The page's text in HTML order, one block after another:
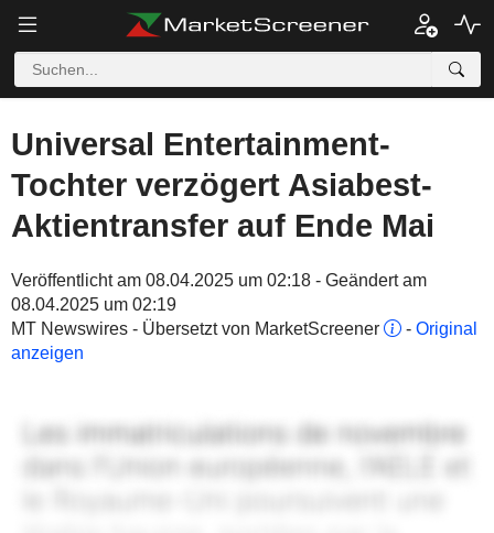
Universal Entertainment-
Tochter verzögert Asiabest-
Aktientransfer auf Ende Mai
Veröffentlicht am 08.04.2025 um 02:18 - Geändert am
08.04.2025 um 02:19
MT Newswires - Übersetzt von MarketScreener
- Original
anzeigen